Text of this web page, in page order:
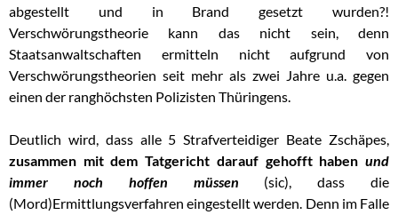
abgestellt und in Brand gesetzt wurden?!
Verschwörungstheorie kann das nicht sein, denn
Staatsanwaltschaften ermitteln nicht aufgrund von
Verschwörungstheorien seit mehr als zwei Jahre u.a. gegen
einen der ranghöchsten Polizisten Thüringens.
Deutlich wird, dass alle 5 Strafverteidiger Beate Zschäpes,
zusammen mit dem Tatgericht darauf gehofft haben und
immer noch hoffen müssen (sic), dass die
(Mord)Ermittlungsverfahren eingestellt werden. Denn im Falle